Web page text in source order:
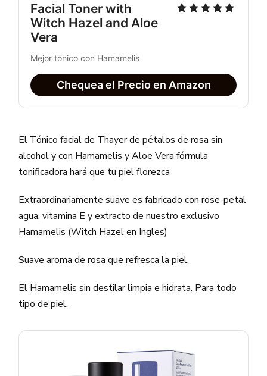
Facial Toner with
Witch Hazel and Aloe
Vera
Mejor tónico con Hamamelis
Chequea el Precio en Amazon
El Tónico facial de Thayer de pétalos de rosa sin
alcohol y con Hamamelis y Aloe Vera fórmula
tonificadora hará que tu piel florezca
Extraordinariamente suave es fabricado con rose-petal
agua, vitamina E y extracto de nuestro exclusivo
Hamamelis (Witch Hazel en Ingles)
Suave aroma de rosa que refresca la piel.
El Hamamelis sin destilar limpia e hidrata. Para todo
tipo de piel.